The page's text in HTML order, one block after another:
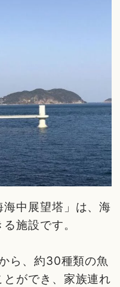
中展望塔」は、海
施設です。
ら、約30種類の魚
ができ、家族連れ